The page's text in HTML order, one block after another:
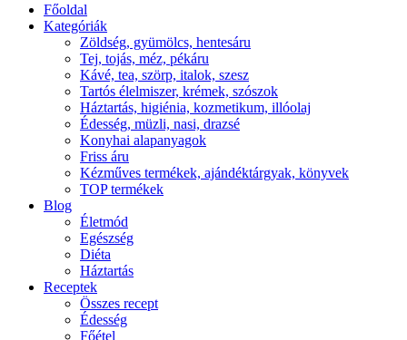
Főoldal
Kategóriák
Zöldség, gyümölcs, hentesáru
Tej, tojás, méz, pékáru
Kávé, tea, szörp, italok, szesz
Tartós élelmiszer, krémek, szószok
Háztartás, higiénia, kozmetikum, illóolaj
Édesség, müzli, nasi, drazsé
Konyhai alapanyagok
Friss áru
Kézműves termékek, ajándéktárgyak, könyvek
TOP termékek
Blog
Életmód
Egészség
Diéta
Háztartás
Receptek
Összes recept
Édesség
Főétel